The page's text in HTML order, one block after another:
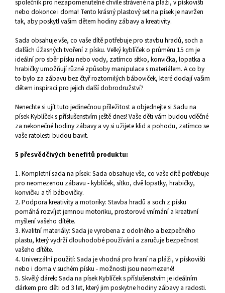
společník pro nezapomenutelné chvíle strávené na pláži, v pískovišti
nebo dokonce i doma! Tento krásný plastový set na písek je navržen
tak, aby poskytl vašim dětem hodiny zábavy a kreativity.
Sada obsahuje vše, co vaše dítě potřebuje pro stavbu hradů, soch a
dalších úžasných tvoření z písku. Velký kyblíček o průměru 15 cm je
ideální pro sběr písku nebo vody, zatímco sítko, konvička, lopatka a
hrabičky umožňují různé způsoby manipulace s materiálem. A co by
to bylo za zábavu bez čtyř roztomilých báboviček, které dodají vašim
dětem inspiraci pro jejich další dobrodružství?
Nenechte si ujít tuto jedinečnou příležitost a objednejte si Sadu na
písek Kyblíček s příslušenstvím ještě dnes! Vaše děti vám budou vděčné
za nekonečné hodiny zábavy a vy si užijete klid a pohodu, zatímco se
vaše ratolesti budou bavit.
5 přesvědčivých benefitů produktu:
1. Kompletní sada na písek: Sada obsahuje vše, co vaše dítě potřebuje
pro neomezenou zábavu - kyblíček, sítko, dvě lopatky, hrabičky,
konvičku a tři bábovičky.
2. Podpora kreativity a motoriky: Stavba hradů a soch z písku
pomáhá rozvíjet jemnou motoriku, prostorové vnímání a kreativní
myšlení vašeho dítěte.
3. Kvalitní materiály: Sada je vyrobena z odolného a bezpečného
plastu, který vydrží dlouhodobé používání a zaručuje bezpečnost
vašeho dítěte.
4. Univerzální použití: Sada je vhodná pro hraní na pláži, v pískovišti
nebo i doma v suchém písku - možnosti jsou neomezené!
5. Skvělý dárek: Sada na písek Kyblíček s příslušenstvím je ideálním
dárkem pro děti od 3 let, který jim poskytne hodiny zábavy a radosti.